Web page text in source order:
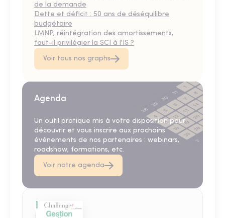
de la demande
Dette et déficit : 50 ans de déséquilibre
budgétaire
LMNP, réintégration des amortissements,
faut-il privilégier la SCI à l'IS ?
Voir tous nos graphs
Agenda
Un outil pratique mis à votre disposition pour
découvrir et vous inscrire aux prochains
événements de nos partenaires : webinars,
roadshow, formations, etc.
Voir notre agenda